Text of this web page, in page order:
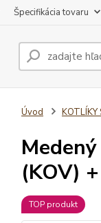
Špecifikácia tovaru
Úvod KOTLÍKY
(KOV)
TOP produkt